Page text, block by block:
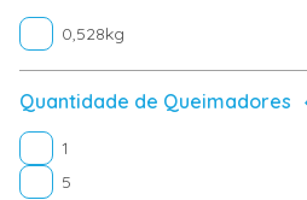
0,528kg
Quantidade de Queimadores
1
5